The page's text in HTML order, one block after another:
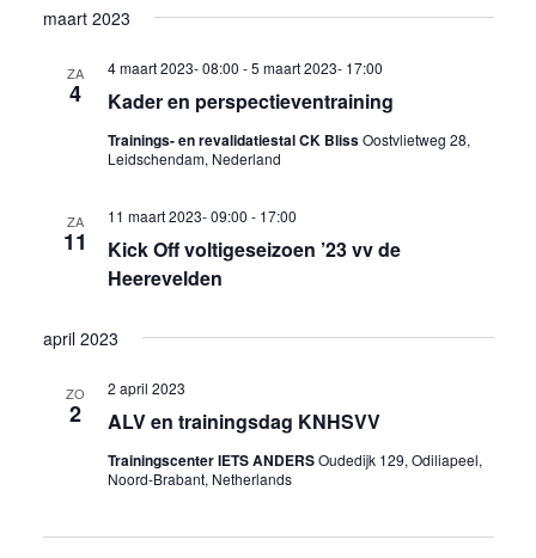
maart 2023
ZA
4 Kader en perspectieventraining
4 maart 2023- 08:00 -5 maart 2023- 17:00
Trainings- en revalidatiestal CK BlissOostvlietweg 28,
Leidschendam, Nederland
ZA
11
Kick Off voltigeseizoen ’23 vv de
Heerevelden
11 maart 2023- 09:00 - 17:00
april 2023
ZO
2 ALV en trainingsdag KNHSVV
2 april 2023
Trainingscenter IETS ANDERSOudedijk 129, Odiliapeel,
Noord-Brabant, Netherlands